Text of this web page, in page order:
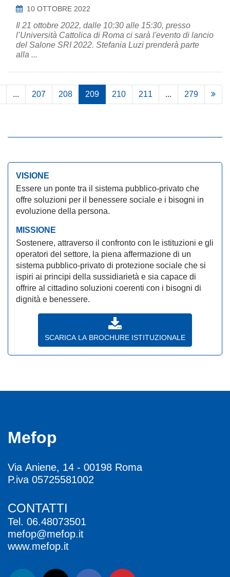
10 OTTOBRE 2022
Il 21 ottobre 2022, dalle 10:30 alle 15:30, presso
l’Università Cattolica di Roma ci sarà l'evento di lancio
del Salone SRI 2022. Stefania Luzi prenderà parte
alla ...
... 207 208 209 210 211 ... 279
VISIONE
Essere un ponte tra il sistema pubblico-privato che
offre soluzioni per il benessere sociale e i bisogni in
evoluzione della persona.
MISSIONE
Sostenere, attraverso il confronto con le istituzioni e gli
operatori del settore, la piena affermazione di un
sistema pubblico-privato di protezione sociale che si
ispiri ai principi della sussidiarietà e sia capace di
offrire al cittadino soluzioni coerenti con i bisogni di
dignità e benessere.
SCARICA LA BROCHURE ISTITUZIONALE
Mefop
Via Aniene, 14 - 00198 Roma
P.iva 05725581002
CONTATTI
Tel. 06.48073501
mefop@mefop.it
www.mefop.it